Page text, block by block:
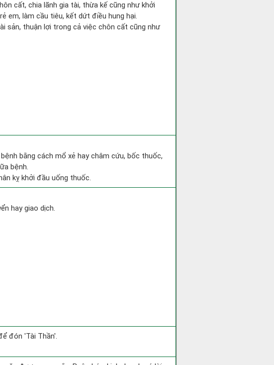
cất, chia lãnh gia tài, thừa kế cũng như khởi
em, làm cầu tiêu, kết dứt điều hung hại.
sản, thuận lợi trong cả việc chôn cất cũng như
bằng cách mổ xẻ hay châm cứu, bốc thuốc,
bệnh.
kỵ khởi đầu uống thuốc.
hay giao dịch.
đón 'Tài Thần'.